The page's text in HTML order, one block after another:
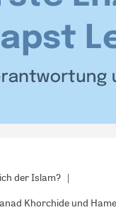
der Islam?
Khorchide und